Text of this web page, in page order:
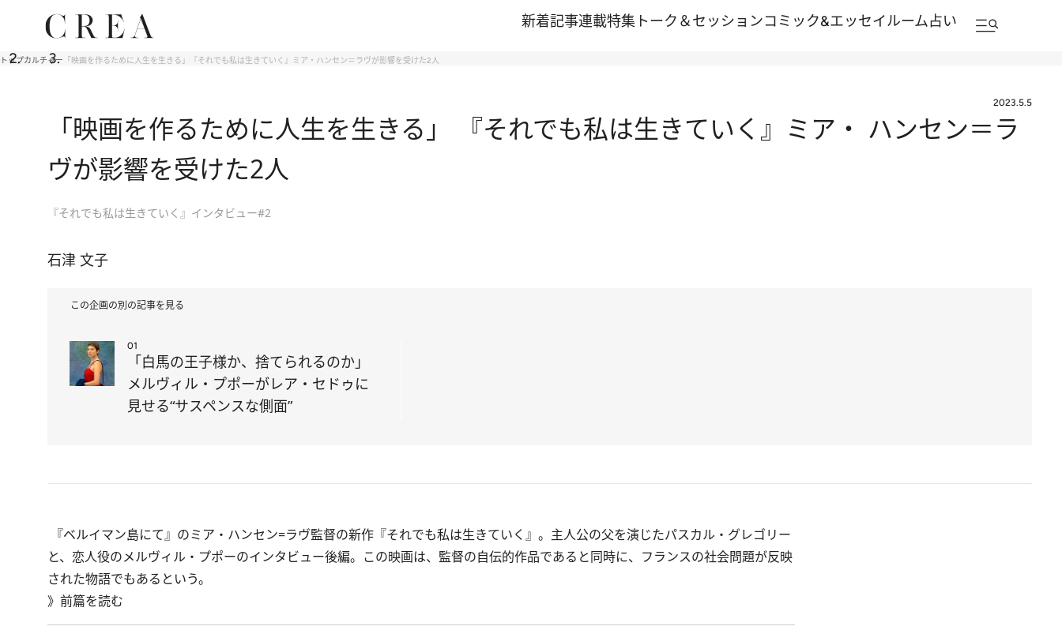
新着記事連載特集 トーク＆セッションコミック&エッセイルーム占い
トップカルチャー 「映画を作るために人生を生きる」『それでも私は生きていく』ミア・ハンセン＝ラヴが影響を受けた2人
2023.5.5
「映画を作るために人生を生きる」 『それでも私は生きていく』ミア・ ハンセン＝ラ
ヴが影響を受けた2人
『それでも私は生きていく』インタビュー#2
石津 文子
この企画の別の記事を見る
01
「白馬の王子様か、捨てられるのか」
メルヴィル・プポーがレア・セドゥに
見せる“サスペンスな側面”
『ベルイマン島にて』のミア・ハンセン=ラヴ監督の新作『それでも私は生きていく』。主人公の父を演じたパスカル・グレゴリー
と、恋人役のメルヴィル・プポーのインタビュー後編。この映画は、監督の自伝的作品であると同時に、フランスの社会問題が反映
された物語でもあるという。
》 前篇を読む